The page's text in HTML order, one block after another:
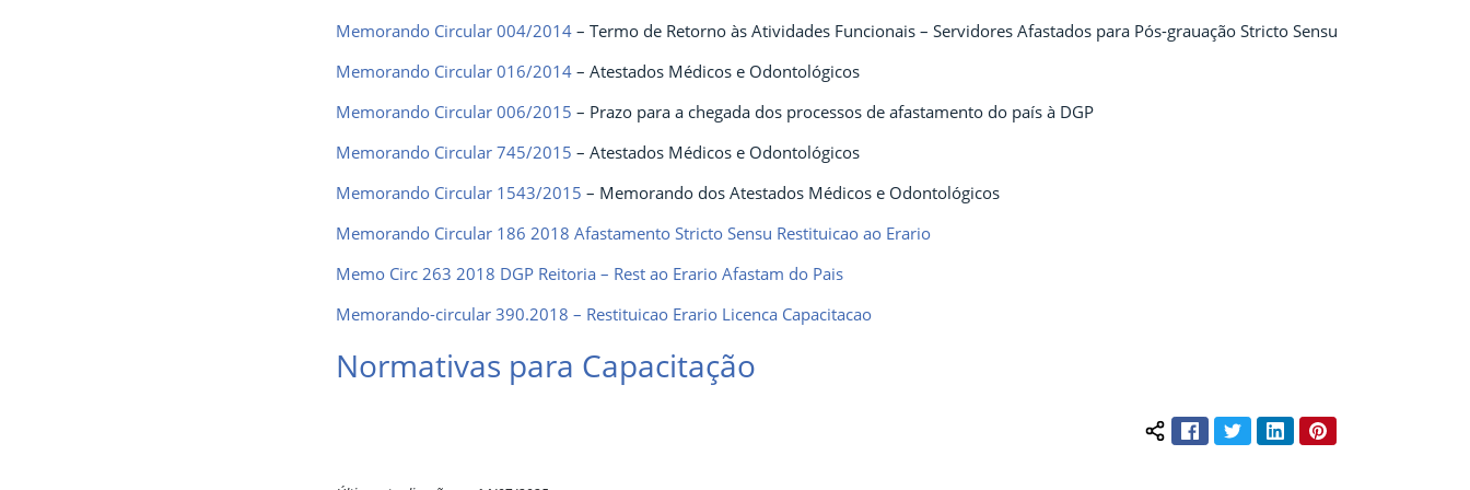
Memorando Circular 004/2014 – Termo de Retorno às Atividades Funcionais – Servidores Afastados para Pós-grauação Stricto Sensu
Memorando Circular 016/2014 – Atestados Médicos e Odontológicos
Memorando Circular 006/2015 – Prazo para a chegada dos processos de afastamento do país à DGP
Memorando Circular 745/2015 – Atestados Médicos e Odontológicos
Memorando Circular 1543/2015 – Memorando dos Atestados Médicos e Odontológicos
Memorando Circular 186 2018 Afastamento Stricto Sensu Restituicao ao Erario
Memo Circ 263 2018 DGP Reitoria – Rest ao Erario Afastam do Pais
Memorando-circular 390.2018 – Restituicao Erario Licenca Capacitacao
Normativas para Capacitação
Compartilhar conteúdo:
FacebookTwitterLinkedInPinterest